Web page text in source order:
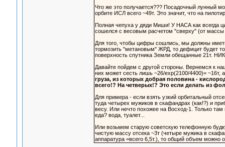
Что же это получается??? Посадочный лунный
орбите ИСЛ всего ~49т. Это значит, что на
Полная чепуха у дяди Миши! У НАСА как всегда
сошелся с весовым расчетом "сверху" (от
Для того, чтобы цифры сошлись, мы должны
тормозить "метановым" ЖРД, то дефицит будет
поверхность спутника Земли обещанные 21т.
Давайте пойдем с другой стороны. Вернемся к
них может сесть лишь ~26/exp(2100/4400)=
груза, из которых добрая половина -
всего!? На четверых!? Это если делать из
Для примера - если взять узкий орбитальный
туда четырех мужиков в скафандрах (как!?) и
весу. Или нечто похожее на Восход-1. Только
еда? вода, туалет...
Или возьмем старую советскую телефонную
чистую массу отсека ~3т (четыре мужика в
аппаратура =всего 6,5т.), то общий объем можно